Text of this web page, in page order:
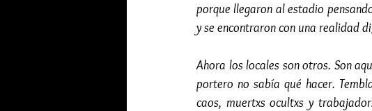
porque llegaron al estadio
y se encontraron con una realidad
Ahora los locales son otros. Son
portero no sabía qué hacer.
caos, muertxs ocultxs y